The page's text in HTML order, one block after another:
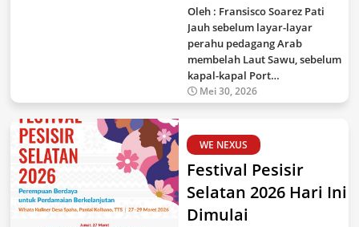
Oleh : Fransisco Soarez Pati
Jauh sebelum layar-layar
perahu pedagang Arab
membelah Laut Sawu, sebelum
kapal-kapal Port…
Mei 30, 2026
WE NEXUS
Festival Pesisir
Selatan 2026 Hari Ini
Dimulai